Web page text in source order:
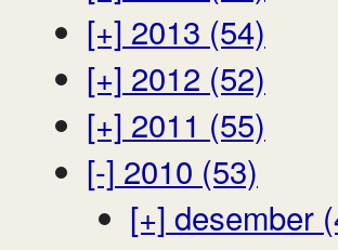
[+] 2013 (54)
[+] 2012 (52)
[+] 2011 (55)
[-] 2010 (53)
[+] desember